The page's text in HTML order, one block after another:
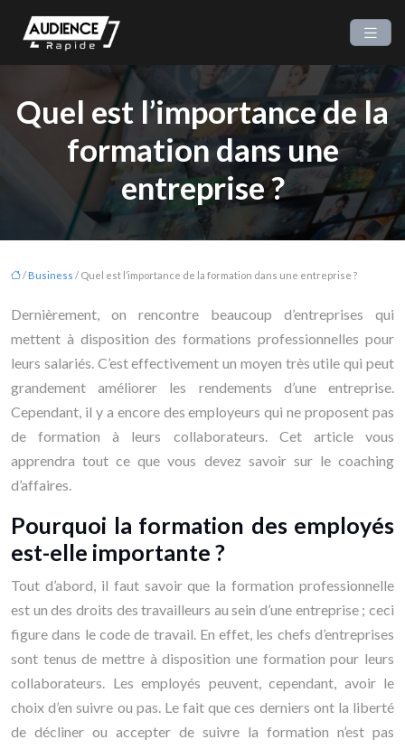
Quel est l’importance de la
formation dans une
entreprise ?
/ Business / Quel est l’importance de la formation dans une entreprise ?
Dernièrement, on rencontre beaucoup d’entreprises qui
mettent à disposition des formations professionnelles pour
leurs salariés. C’est effectivement un moyen très utile qui peut
grandement améliorer les rendements d’une entreprise.
Cependant, il y a encore des employeurs qui ne proposent pas
de formation à leurs collaborateurs. Cet article vous
apprendra tout ce que vous devez savoir sur le coaching
d’affaires.
Pourquoi la formation des employés
est-elle importante ?
Tout d’abord, il faut savoir que la formation professionnelle
est un des droits des travailleurs au sein d’une entreprise ; ceci
figure dans le code de travail. En effet, les chefs d’entreprises
sont tenus de mettre à disposition une formation pour leurs
collaborateurs. Les employés peuvent, cependant, avoir le
choix d’en suivre ou pas. Le fait que ces derniers ont la liberté
de décliner ou accepter de suivre la formation n’est pas